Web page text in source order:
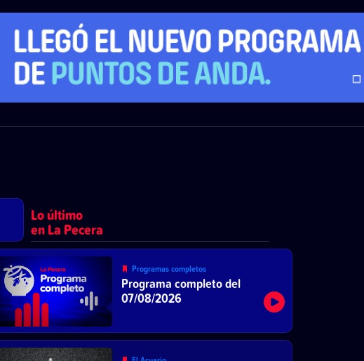
Lo último
en La Pecera
Programas completos
Programa completo del
07/08/2026